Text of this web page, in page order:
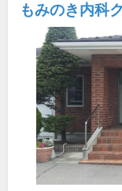
もみのき内科